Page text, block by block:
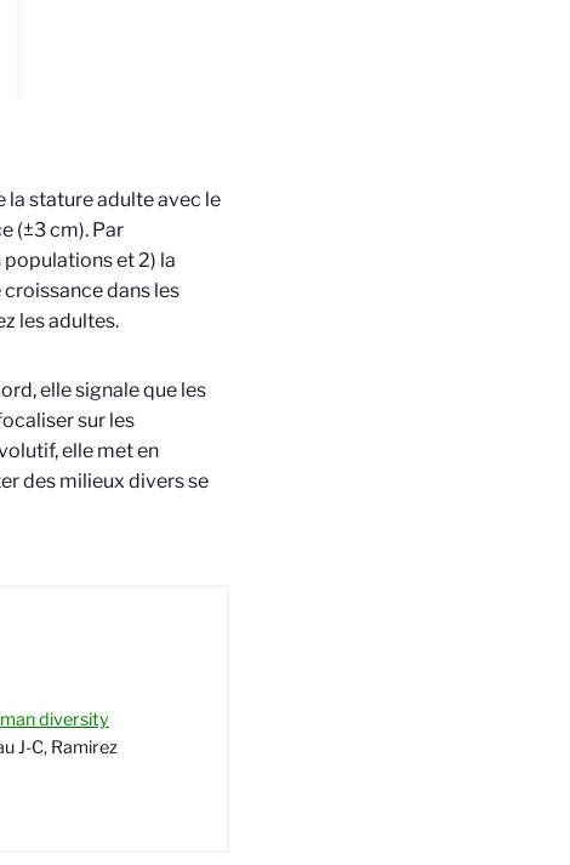
la stature adulte avec le
(±3 cm). Par
populations et 2) la
dans les
les adultes.
elle signale que les
sur les
elle met en
des milieux divers se
diversity
J-C, Ramirez